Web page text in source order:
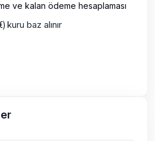
ve kalan ödeme hesaplaması
kuru baz alınır